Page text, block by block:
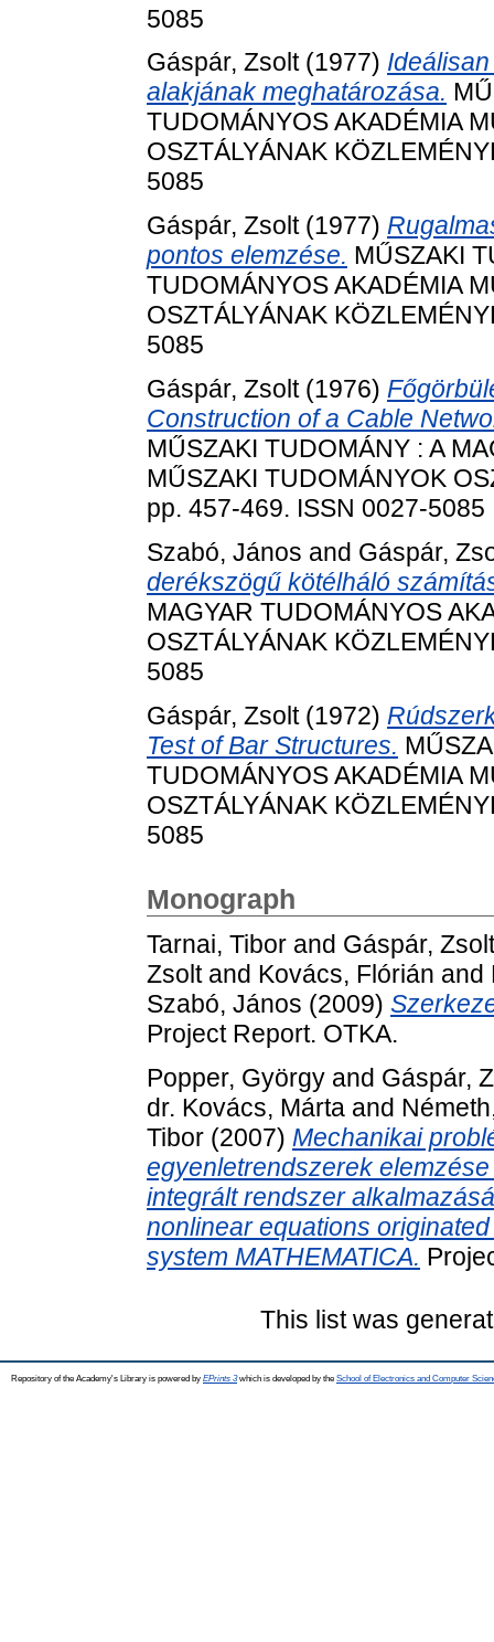
5085
Gáspár, Zsolt(1977)
alakjának meghatározása.
TUDOMÁNYOS AKADÉMIA
OSZTÁLYÁNAK
5085
Gáspár, Zsolt(1977)
pontos elemzése. MŰSZAKI
TUDOMÁNYOS AKADÉMIA
OSZTÁLYÁNAK
5085
Gáspár, Zsolt(1976)
Construction of a Cable
MŰSZAKI TUDOMÁNY : A
MŰSZAKI TUDOMÁNYOK
pp. 457-469. ISSN 0027-5085
Szabó, János and Gáspár,
derékszögű kötélháló
MAGYAR TUDOMÁNYOS
OSZTÁLYÁNAK
5085
Gáspár, Zsolt(1972)
Test of Bar Structures.
TUDOMÁNYOS AKADÉMIA
OSZTÁLYÁNAK
5085
Monograph
Tarnai, Tibor and Gáspár, Zsolt
Zsoltand Kovács, Flórián and
Szabó, János (2009)
Project Report. OTKA.
Popper, György and Gáspár,
dr. Kovács, Márta and
Tibor (2007) Mechanikai
egyenletrendszerek
integrált rendszer
nonlinear equations
system MATHEMATICA.
This list was
Repository of the Academy's Library is powered by EPrints 3which is developed by the School of Electronics and Computer